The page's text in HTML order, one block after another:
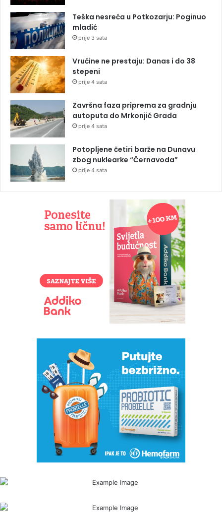
Teška nesreća u Potkozarju: Poginuo
mladić
prije 3 sata
Vrućine ne prestaju: Danas i do 38
stepeni
prije 4 sata
Završna faza priprema za gradnju
autoputa do Mrkonjić Grada
prije 4 sata
Potopljene četiri barže na Dunavu
zbog nuklearke “Černavoda”
prije 4 sata